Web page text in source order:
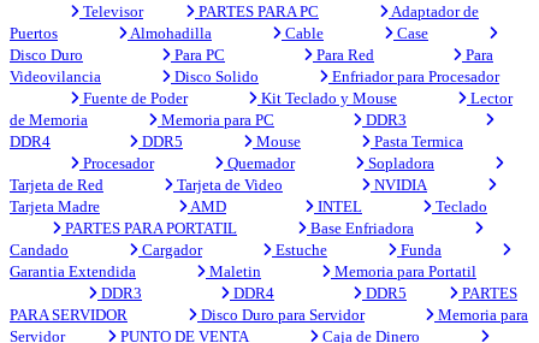
Televisor
PARTES PARA PC
Adaptador de
Puertos
Almohadilla Cable
Case
Disco Duro
Para PC Para Red
Para
Videovilancia
Disco Solido
Enfriador para Procesador
Fuente de Poder
Kit Teclado y Mouse
Lector
de Memoria
Memoria para PC
DDR3
DDR4
DDR5 Mouse
Pasta Termica
Procesador
Quemador
Sopladora
Tarjeta de Red
Tarjeta de Video
NVIDIA
Tarjeta Madre
AMD INTEL
Teclado
PARTES PARA PORTATIL
Base Enfriadora
Candado
Cargador Estuche
Funda
Garantia Extendida
Maletin
Memoria para Portatil
DDR3
DDR4 DDR5
PARTES
PARA SERVIDOR
Disco Duro para Servidor
Memoria para
Servidor
PUNTO DE VENTA Caja de Dinero